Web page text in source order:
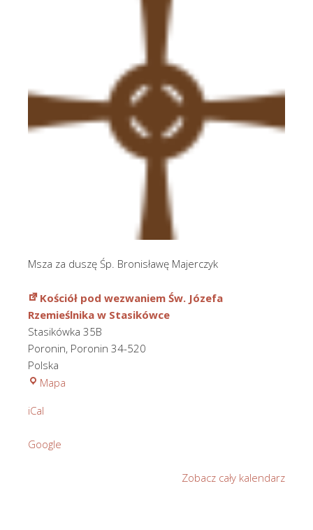
Msza za duszę Śp. Bronisławę Majerczyk
Kościół pod wezwaniem Św. Józefa
Rzemieślnika w Stasikówce
Stasikówka 35B
Poronin, Poronin 34-520
Polska
Mapa
iCal
Google
Zobacz cały kalendarz